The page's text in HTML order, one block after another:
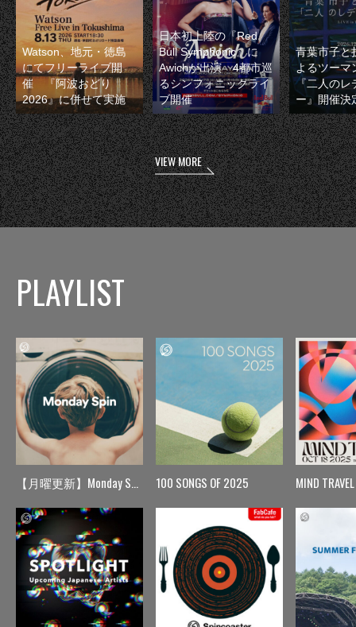
Watson、地元・徳島
にてフリーライブ開
催 『阿波おどり
2026』に併せて実施
日本初上陸の『Red
Bull Symphonic』に
Awichが出演 4都市巡
るシンフォニックライ
ブ開催
青葉市子と
よるツーマ
『二人のレ
ー』開催決
VIEW MORE
PLAYLIST
【月曜更新】Monday Spin 100 SONGS OF 2025 MIND TRAVEL